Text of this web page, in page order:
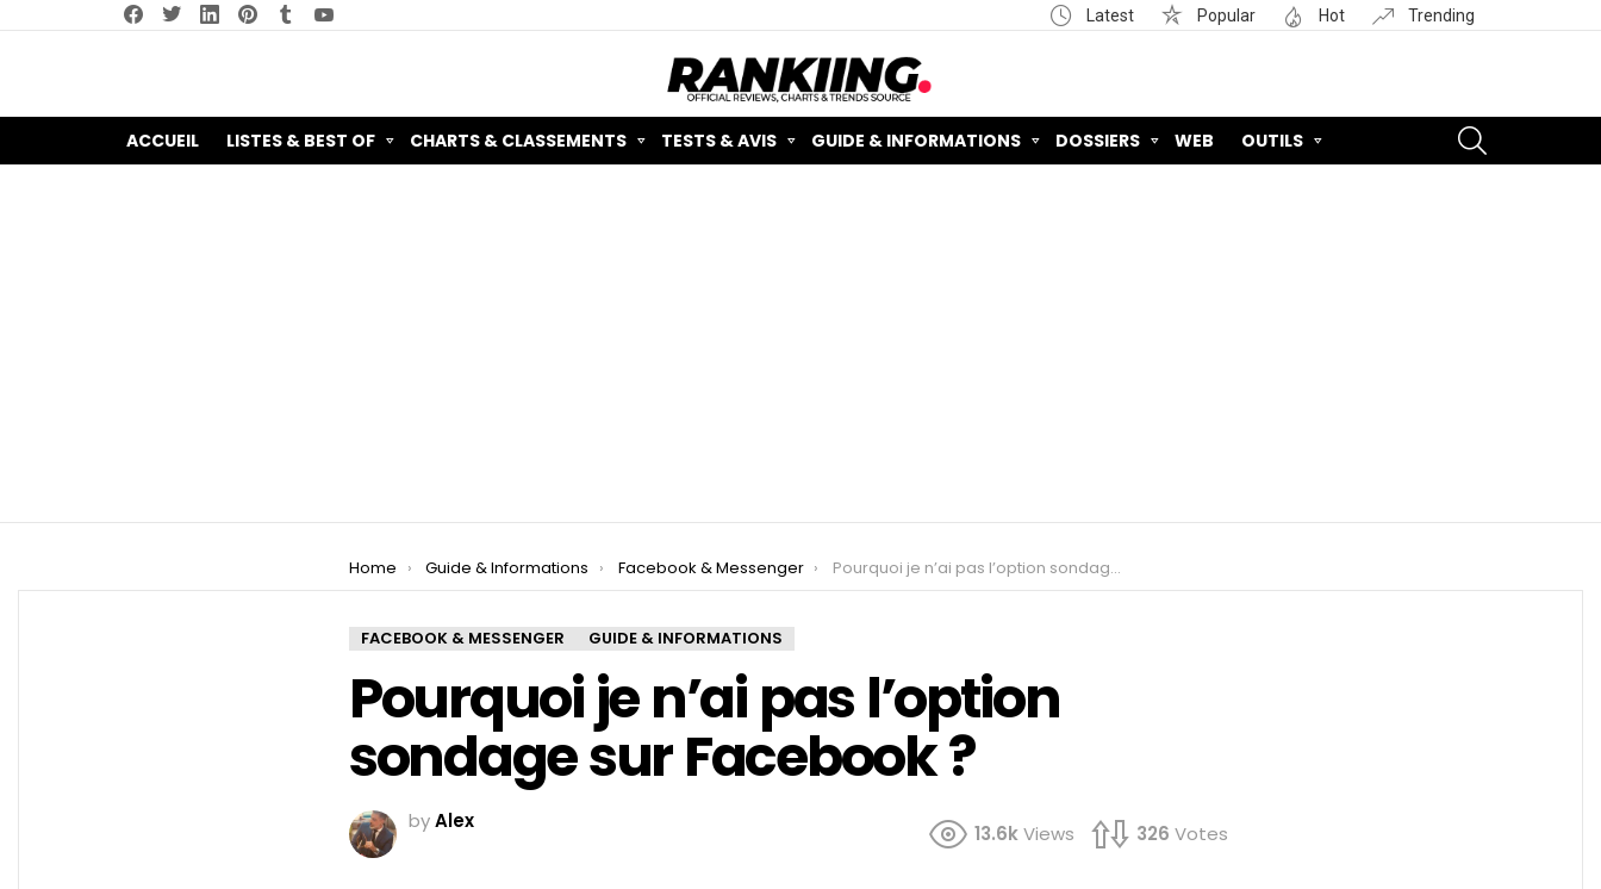
facebooktwitterlinkedin pinterest
Latest Popular Hot Trending
ACCUEIL LISTES & BEST OF CHARTS & CLASSEMENTS TESTS & AVIS GUIDE & INFORMATIONS DOSSIERS WEB OUTILS
You are here:
Home Guide & Informations Facebook & Messenger Pourquoi je n’ai pas l’option sondage sur Facebook ?
FACEBOOK & MESSENGER GUIDE & INFORMATIONS
Pourquoi je n’ai pas l’option
sondage sur Facebook ?
byAlex
13.6kViews 326 Votes